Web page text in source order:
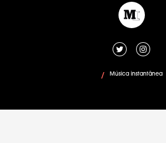
/ Música instantânea